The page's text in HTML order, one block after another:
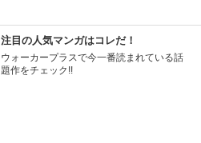
注目の人気マンガはコレだ！
ウォーカープラスで今一番読まれている話
題作をチェック!!